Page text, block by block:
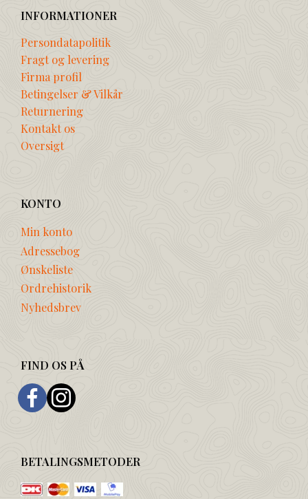
INFORMATIONER
Persondatapolitik
Fragt og levering
Firma profil
Betingelser & Vilkår
Returnering
Kontakt os
Oversigt
KONTO
Min konto
Adressebog
Ønskeliste
Ordrehistorik
Nyhedsbrev
FIND OS PÅ
BETALINGSMETODER